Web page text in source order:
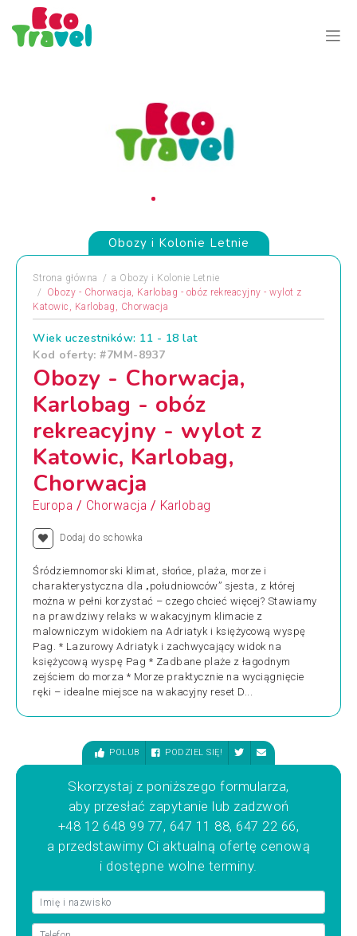
Obozy i Kolonie Letnie
Strona główna a Obozy i Kolonie Letnie
Obozy - Chorwacja, Karlobag - obóz rekreacyjny - wylot z
Katowic, Karlobag, Chorwacja
Wiek uczestników: 11 - 18 lat
Kod oferty: #7MM-8937
Obozy - Chorwacja,
Karlobag - obóz
rekreacyjny - wylot z
Katowic, Karlobag,
Chorwacja
Europa / Chorwacja / Karlobag
Dodaj do schowka
Śródziemnomorski klimat, słońce, plaża, morze i
charakterystyczna dla „południowców” sjesta, z której
można w pełni korzystać – czego chcieć więcej? Stawiamy
na prawdziwy relaks w wakacyjnym klimacie z
malowniczym widokiem na Adriatyk i księżycową wyspę
Pag. * Lazurowy Adriatyk i zachwycający widok na
księżycową wyspę Pag * Zadbane plaże z łagodnym
zejściem do morza * Morze praktycznie na wyciągnięcie
ręki – idealne miejsce na wakacyjny reset D...
POLUB PODZIEL SIĘ!
Skorzystaj z poniższego formularza,
aby przesłać zapytanie lub zadzwoń
+48 12 648 99 77, 647 11 88, 647 22 66,
a przedstawimy Ci aktualną ofertę cenową
i dostępne wolne terminy.